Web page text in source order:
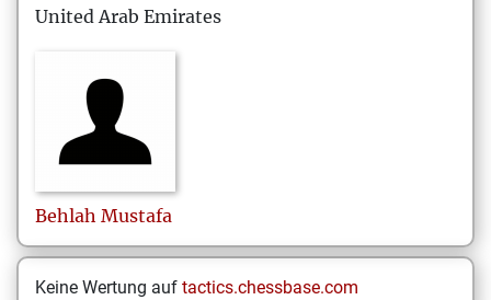
United Arab Emirates
Behlah Mustafa
Keine Wertung auf tactics.chessbase.com